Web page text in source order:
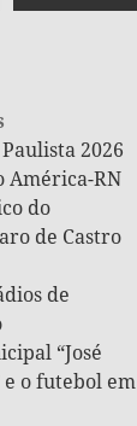
2026
América-RN
do
de Castro
de
“José
e o futebol em